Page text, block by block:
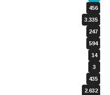
456
3.335
247
594
14
3
435
2.632